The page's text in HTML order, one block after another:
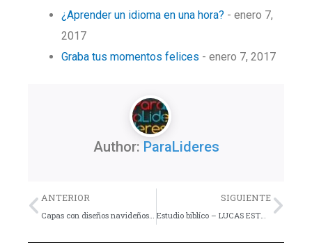
¿Aprender un idioma en una hora? - enero 7,
2017
Graba tus momentos felices - enero 7, 2017
Author: ParaLideres
Previo
ANTERIOR
Capas con diseños navideños para photoshop
SIGUIENTE
Estudio biblíco – LUCAS ESTUDIO 2. CRECER